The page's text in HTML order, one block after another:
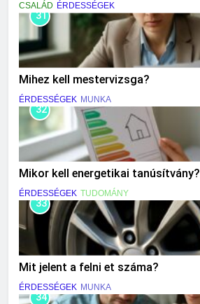
CSALÁD ÉRDESSÉGEK
31
Mihez kell mestervizsga?
ÉRDESSÉGEK MUNKA
32
Mikor kell energetikai tanúsítvány?
ÉRDESSÉGEK TUDOMÁNY
33
Mit jelent a felni et száma?
ÉRDESSÉGEK MUNKA
34